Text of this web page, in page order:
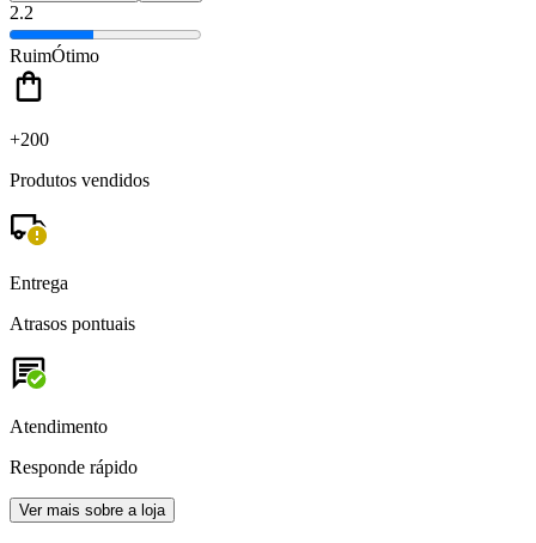
2.2
RuimÓtimo
+200
Produtos vendidos
Entrega
Atrasos pontuais
Atendimento
Responde rápido
Ver mais sobre a loja